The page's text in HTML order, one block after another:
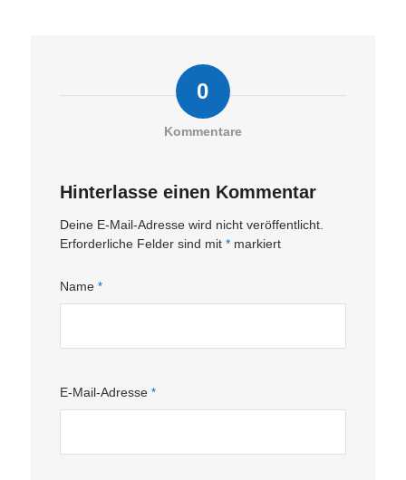
0
Kommentare
Hinterlasse einen Kommentar
Deine E-Mail-Adresse wird nicht veröffentlicht.
Erforderliche Felder sind mit *markiert
Name *
E-Mail-Adresse *